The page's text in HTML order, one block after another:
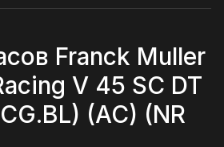
Franck Muller
V 45 SC DT
(AC) (NR